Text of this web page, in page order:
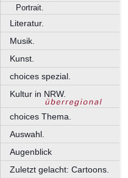
Portrait.
Literatur.
Musik.
Kunst.
choices spezial.
Kultur in NRW.
choices Thema.
Auswahl.
Augenblick
Zuletzt gelacht: Cartoons.